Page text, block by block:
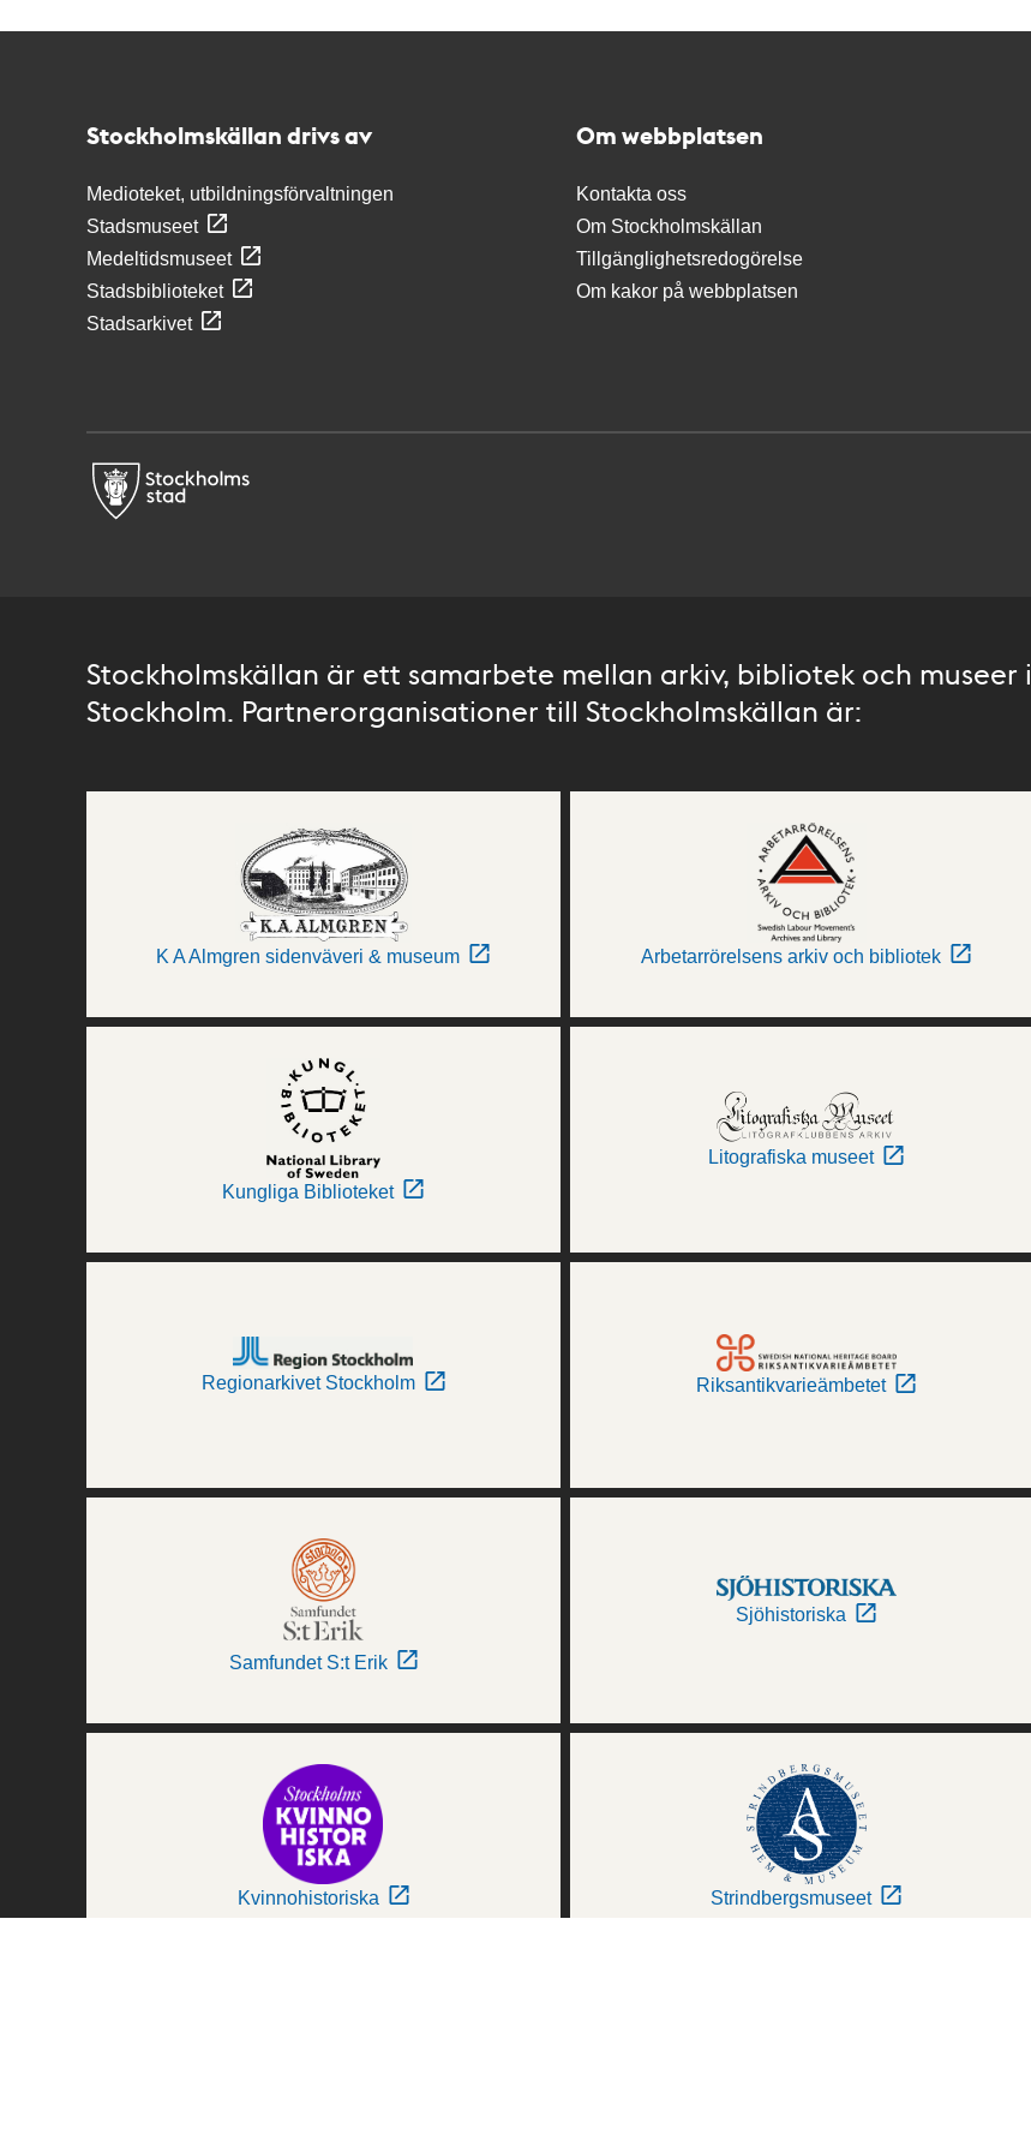
Stockholmskällan drivs av
Medioteket, utbildningsförvaltningen
Stadsmuseet
Medeltidsmuseet
Stadsbiblioteket
Stadsarkivet
Om webbplatsen
Kontakta oss
Om Stockholmskällan
Tillgänglighetsredogörelse
Om kakor på webbplatsen
Stockholmskällan är ett samarbete mellan arkiv, bibliotek och museer i
Stockholm. Partnerorganisationer till Stockholmskällan är:
K A Almgren sidenväveri & museum Arbetarrörelsens arkiv och bibliotek
Kungliga Biblioteket
Litografiska museet
Regionarkivet Stockholm Riksantikvarieämbetet
Samfundet S:t Erik
Sjöhistoriska
Kvinnohistoriska Strindbergsmuseet